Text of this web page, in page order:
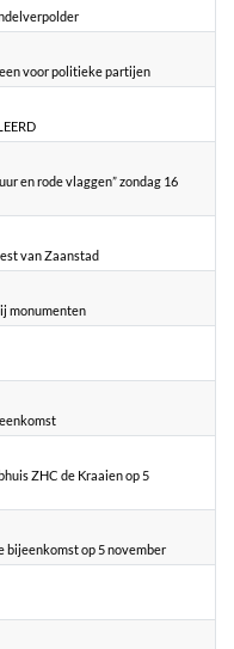
voor politieke partijen
en rode vlaggen” zondag 16
van Zaanstad
monumenten
ZHC de Kraaien op 5
bijeenkomst op 5 november